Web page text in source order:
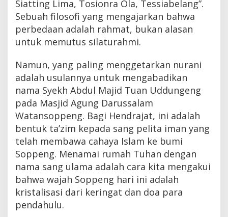
Siatting Lima, Tosionra Ola, Tessiabelang”.
Sebuah filosofi yang mengajarkan bahwa
perbedaan adalah rahmat, bukan alasan
untuk memutus silaturahmi.
Namun, yang paling menggetarkan nurani
adalah usulannya untuk mengabadikan
nama Syekh Abdul Majid Tuan Uddungeng
pada Masjid Agung Darussalam
Watansoppeng. Bagi Hendrajat, ini adalah
bentuk ta’zim kepada sang pelita iman yang
telah membawa cahaya Islam ke bumi
Soppeng. Menamai rumah Tuhan dengan
nama sang ulama adalah cara kita mengakui
bahwa wajah Soppeng hari ini adalah
kristalisasi dari keringat dan doa para
pendahulu.